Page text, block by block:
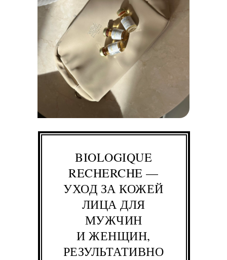
BIOLOGIQUE
RECHERCHE —
УХОД ЗА КОЖЕЙ
ЛИЦА ДЛЯ
МУЖЧИН
И ЖЕНЩИН,
РЕЗУЛЬТАТИВНО